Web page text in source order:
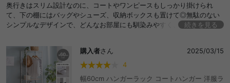
奥行きはスリム設計なのに、コートやワンピースもしっかり掛けられ
て、下の棚にはバッグやシューズ、収納ボックスも置けて◎無駄のない
シンプルなデザインで、どんなお部屋にも馴染みやすく、見せる収納と
続きを見る
購入者さん
2025/03/15
4
幅60cm ハンガーラック コートハンガー 洋服ラ